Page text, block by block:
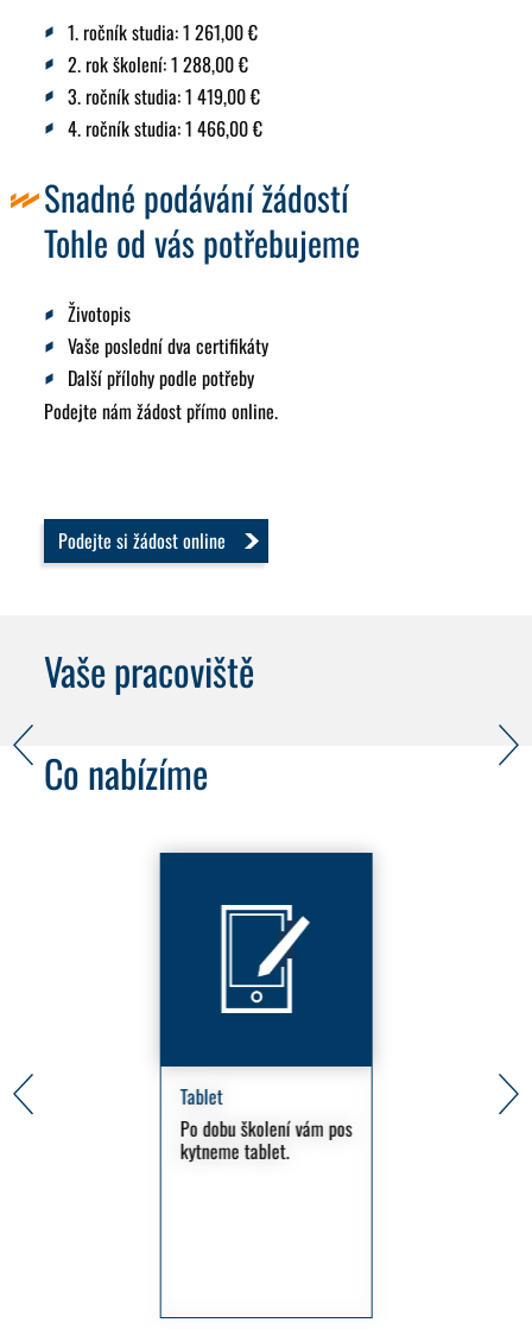
1. ročník studia:1 261,00€
2. rok školení:1 288,00 €
3. ročník studia:1 419,00€
4. ročník studia:1 466,00€
Snadné podávání žádostí
Tohle od vás potřebujeme
Životopis
Vaše poslední dva certifikáty
Další přílohy podle potřeby
Podejte nám žádost přímo online.
Podejte si žádost online
Vaše pracoviště
Co nabízíme
Tablet
Po dobu školení vám pos
kytneme tablet.